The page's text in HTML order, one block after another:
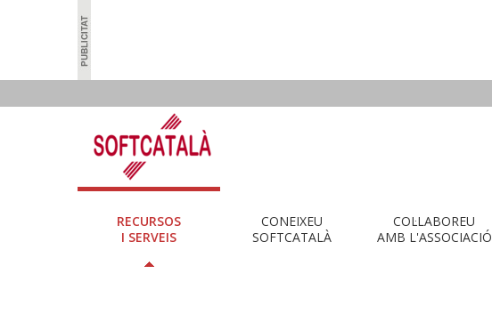
RECURSOS
I SERVEIS
CONEIXEU
SOFTCATALÀ
COL·LABOREU
AMB L'ASSOCIACIÓ